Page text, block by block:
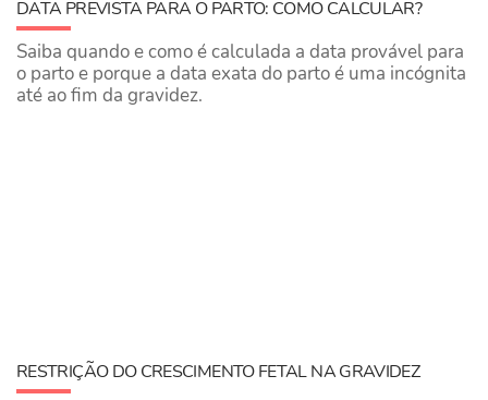
DATA PREVISTA PARA O PARTO: COMO CALCULAR?
Saiba quando e como é calculada a data provável para
o parto e porque a data exata do parto é uma incógnita
até ao fim da gravidez.
RESTRIÇÃO DO CRESCIMENTO FETAL NA GRAVIDEZ